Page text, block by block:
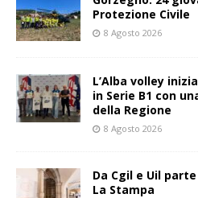
Protezione Civile
8 Agosto 2026
L’Alba volley
in Serie B1 con
della Regione
8 Agosto 2026
Da Cgil e Uil
La Stampa